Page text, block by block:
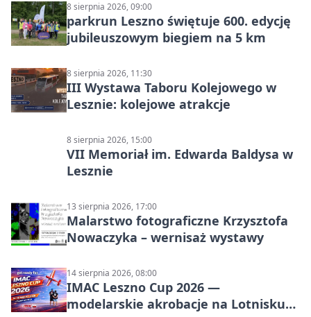
8 sierpnia 2026, 09:00
parkrun Leszno świętuje 600. edycję
jubileuszowym biegiem na 5 km
8 sierpnia 2026, 11:30
III Wystawa Taboru Kolejowego w
Lesznie: kolejowe atrakcje
8 sierpnia 2026, 15:00
VII Memoriał im. Edwarda Baldysa w
Lesznie
13 sierpnia 2026, 17:00
Malarstwo fotograficzne Krzysztofa
Nowaczyka – wernisaż wystawy
14 sierpnia 2026, 08:00
IMAC Leszno Cup 2026 —
modelarskie akrobacje na Lotnisku